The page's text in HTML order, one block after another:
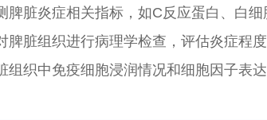
脾脏炎症相关指标，如C反应蛋白、白细
脾脏组织进行病理学检查，评估炎症程度
组织中免疫细胞浸润情况和细胞因子表达